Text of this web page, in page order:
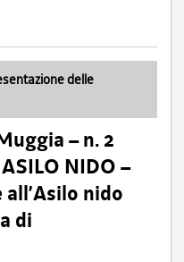
delle
– n. 2
NIDO –
all’Asilo nido
di